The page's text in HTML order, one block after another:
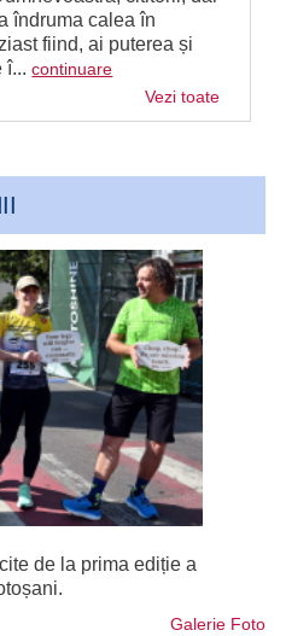
îndruma calea în
fiind, ai puterea și
î...continuare
Vezi toate
de la prima ediție a
Galerie Foto